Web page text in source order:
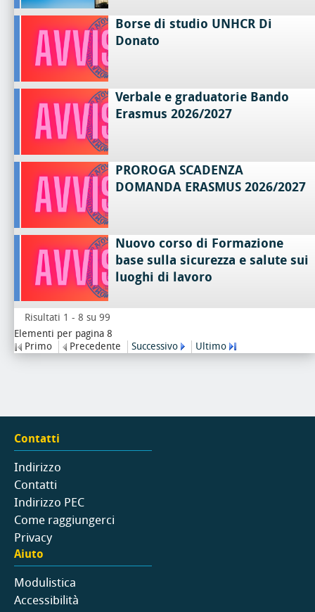
Borse di studio UNHCR Di
Donato
Verbale e graduatorie Bando
Erasmus 2026/2027
PROROGA SCADENZA
DOMANDA ERASMUS 2026/2027
Nuovo corso di Formazione
base sulla sicurezza e salute sui
luoghi di lavoro
Risultati 1 - 8 su 99
Elementi per pagina 8
Primo
Precedente Successivo Ultimo
Contatti
Indirizzo
Contatti
Indirizzo PEC
Come raggiungerci
Privacy
Aiuto
Modulistica
Accessibilità